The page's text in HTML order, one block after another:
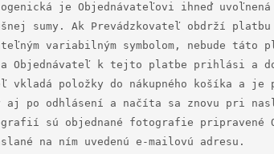
je Objednávateľovi ihneď
sumy. Ak Prevádzkovateľ obdrží platbu
variabilným symbolom, nebude táto
Objednávateľ k tejto platbe prihlási a
vkladá položky do nákupného košíka a
aj po odhlásení a načíta sa znovu pri
sú objednané fotografie pripravené
na ním uvedenú e-mailovú adresu.